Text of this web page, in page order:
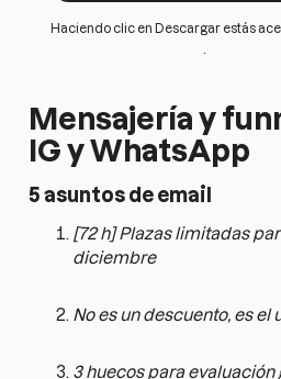
Haciendo clic en Descargar estás
Mensajería y
IG y WhatsApp
5 asuntos de email
[72 h] Plazas limitadas
diciembre
No es un descuento, es
3 huecos para evaluación